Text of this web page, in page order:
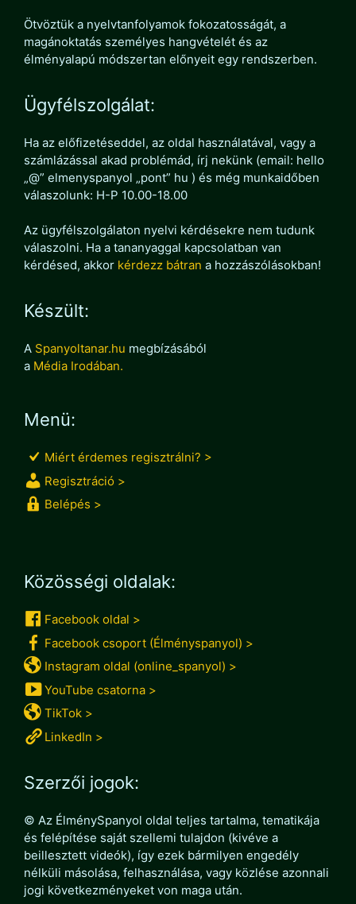
Ötvöztük a nyelvtanfolyamok fokozatosságát, a
magánoktatás személyes hangvételét és az
élményalapú módszertan előnyeit egy rendszerben.
Ügyfélszolgálat:
Ha az előfizetéseddel, az oldal használatával, vagy a
számlázással akad problémád, írj nekünk (email: hello
„@” elmenyspanyol „pont” hu ) és még munkaidőben
válaszolunk: H-P 10.00-18.00
Az ügyfélszolgálaton nyelvi kérdésekre nem tudunk
válaszolni. Ha a tananyaggal kapcsolatban van
kérdésed, akkor kérdezz bátran a hozzászólásokban!
Készült:
A Spanyoltanar.hu megbízásából
a Média Irodában.
Menü:
Miért érdemes regisztrálni? >
Regisztráció >
Belépés >
Közösségi oldalak:
Facebook oldal >
Facebook csoport (Élményspanyol) >
Instagram oldal (online_spanyol) >
YouTube csatorna >
TikTok >
LinkedIn >
Szerzői jogok:
© Az ÉlménySpanyol oldal teljes tartalma, tematikája
és felépítése saját szellemi tulajdon (kivéve a
beillesztett videók), így ezek bármilyen engedély
nélküli másolása, felhasználása, vagy közlése azonnali
jogi következményeket von maga után.